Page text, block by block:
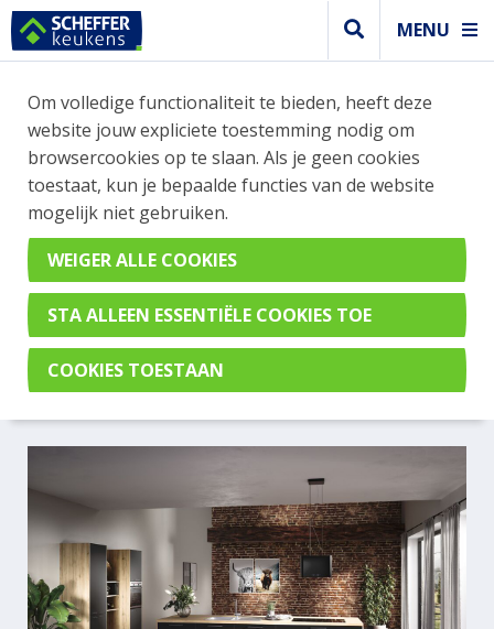
MENU
Design keuken
DESIGN KEUKEN MET EEN
GROOT DONKER GRIJS
KOOKEILAND EN HOGE
KASTEN MET EEN HOUTEN
TOUCH
Porto Grafiet
Om volledige functionaliteit te bieden, heeft deze
website jouw expliciete toestemming nodig om
browsercookies op te slaan. Als je geen cookies
toestaat, kun je bepaalde functies van de website
mogelijk niet gebruiken.